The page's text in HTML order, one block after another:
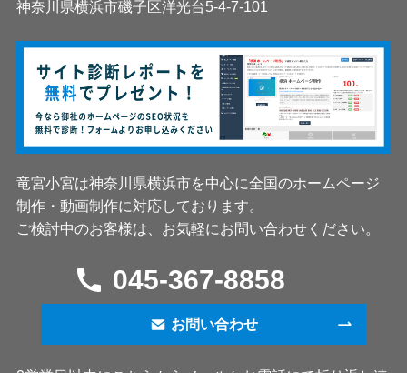
神奈川県横浜市磯子区洋光台5-4-7-101
竜宮小宮は神奈川県横浜市を中心に全国のホームページ
制作・動画制作に対応しております。
ご検討中のお客様は、お気軽にお問い合わせください。
045-367-8858
お問い合わせ